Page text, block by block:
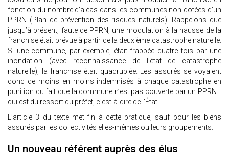
fonction du nombre d’aléas dans les communes non dotées d’un
PPRN (Plan de prévention des risques naturels). Rappelons que
jusqu’à présent, faute de PPRN, une modulation à la hausse de la
franchise était prévue à partir de la deuxième catastrophe naturelle.
Si une commune, par exemple, était frappée quatre fois par une
inondation (avec reconnaissance de l’état de catastrophe
naturelle), la franchise était quadruplée. Les assurés se voyaient
donc de moins en moins indemnisés à chaque catastrophe en
punition du fait que la commune n’est pas couverte par un PPRN…
qui est du ressort du préfet, c’est-à-dire de l’État.
L’article 3 du texte met fin à cette pratique, sauf pour les biens
assurés par les collectivités elles-mêmes ou leurs groupements.
Un nouveau référent auprès des élus